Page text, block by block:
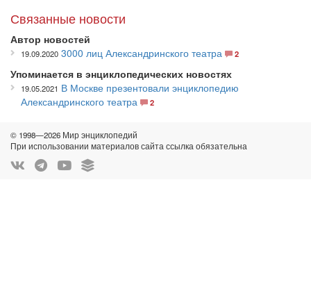
Связанные новости
Автор новостей
19.09.2020 3000 лиц Александринского театра 2
Упоминается в энциклопедических новостях
19.05.2021 В Москве презентовали энциклопедию
Александринского театра
2
© 1998—2026 Мир энциклопедий
При использовании материалов сайта ссылка обязательна